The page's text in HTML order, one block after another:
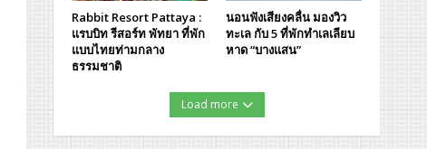
Rabbit Resort Pattaya :
แรบบิท รีสอร์ท พัทยา ที่พัก
แบบไทยท่ามกลาง
ธรรมชาติ
นอนฟังเสียงคลื่น มองวิว
ทะเล กับ 5 ที่พักทำเลเลียบ
หาด “บางแสน”
Load more